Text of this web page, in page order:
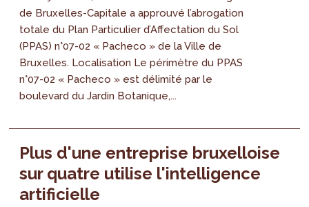
de Bruxelles-Capitale a approuvé l’abrogation
totale du Plan Particulier d’Affectation du Sol
(PPAS) n°07-02 « Pacheco » de la Ville de
Bruxelles. Localisation Le périmètre du PPAS
n°07-02 « Pacheco » est délimité par le
boulevard du Jardin Botanique,...
Plus d'une entreprise bruxelloise
sur quatre utilise l'intelligence
artificielle